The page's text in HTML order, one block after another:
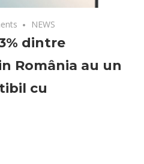
NEWS
dintre
România au un
cu